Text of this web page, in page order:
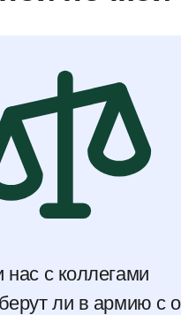
нас с коллегами
ли в армию с